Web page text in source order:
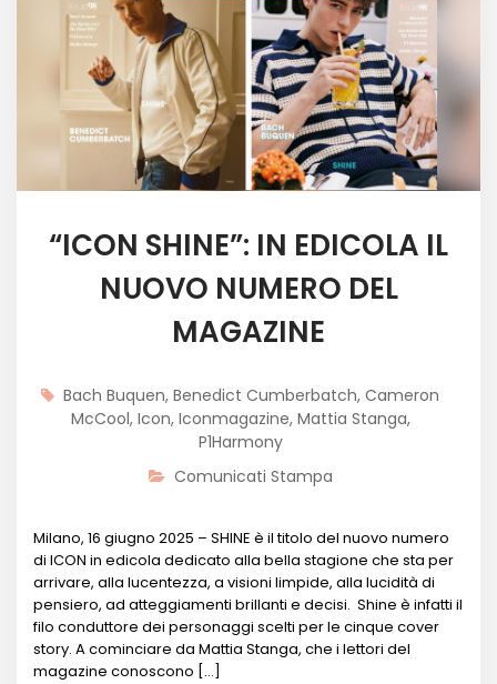
“ICON SHINE”: IN EDICOLA IL
NUOVO NUMERO DEL
MAGAZINE
Bach Buquen, Benedict Cumberbatch, Cameron
McCool, Icon, Iconmagazine, Mattia Stanga,
P1Harmony
Comunicati Stampa
Milano, 16 giugno 2025 – SHINE è il titolo del nuovo numero
di ICON in edicola dedicato alla bella stagione che sta per
arrivare, alla lucentezza, a visioni limpide, alla lucidità di
pensiero, ad atteggiamenti brillanti e decisi. Shine è infatti il
filo conduttore dei personaggi scelti per le cinque cover
story. A cominciare da Mattia Stanga, che i lettori del
magazine conoscono […]